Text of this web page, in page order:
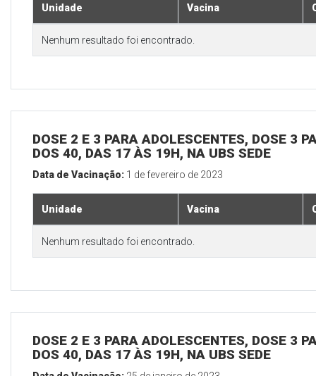
Unidade Vacina
Nenhum resultado foi encontrado.
DOSE 2 E 3 PARA ADOLESCENTES, DOSE 3
DOS 40, DAS 17 ÀS 19H, NA UBS SEDE
Data de Vacinação: 1 de fevereiro de 2023
Unidade Vacina
Nenhum resultado foi encontrado.
DOSE 2 E 3 PARA ADOLESCENTES, DOSE 3
DOS 40, DAS 17 ÀS 19H, NA UBS SEDE